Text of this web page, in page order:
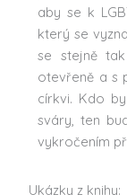
aby se k
který se
se stejně
otevřeně a s
církvi. Kdo
sváry, ten
vykročením
Ukázky z knihy: